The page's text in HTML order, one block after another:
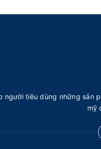
người tiêu dùng những
mỹ